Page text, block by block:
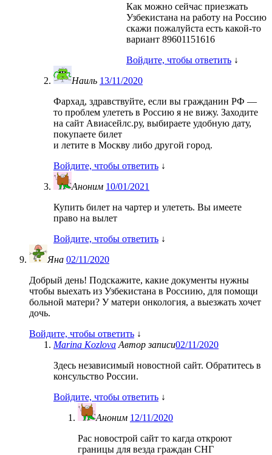
Как можно сейчас приезжать
Узбекистана на работу на Россию
скажи пожалуйста есть какой-то
вариант 89601151616
Войдите, чтобы ответить ↓
Наиль 13/11/2020
Фархад, здравствуйте, если вы гражданин РФ —
то проблем улететь в Россию я не вижу. Заходите
на сайт Авиасейлс.ру, выбираете удобную дату,
покупаете билет
и летите в Москву либо другой город.
Войдите, чтобы ответить ↓
Аноним 10/01/2021
Купить билет на чартер и улететь. Вы имеете
право на вылет
Войдите, чтобы ответить ↓
Яна 02/11/2020
Добрый день! Подскажите, какие документы нужны
чтобы выехать из Узбекистана в Россиию, для помощи
больной матери? У матери онкология, а выезжать хочет
дочь.
Войдите, чтобы ответить ↓
Marina Kozlova Автор записи02/11/2020
Здесь независимый новостной сайт. Обратитесь в
консульство России.
Войдите, чтобы ответить ↓
Аноним 12/11/2020
Рас новострой сайт то кагда откроют
границы для везда граждан СНГ